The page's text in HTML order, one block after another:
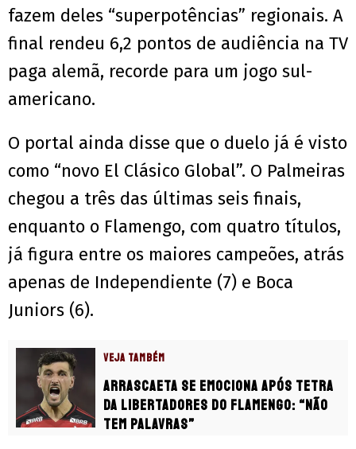
fazem deles “superpotências” regionais. A
final rendeu 6,2 pontos de audiência na TV
paga alemã, recorde para um jogo sul-
americano.
O portal ainda disse que o duelo já é visto
como “novo El Clásico Global”. O Palmeiras
chegou a três das últimas seis finais,
enquanto o Flamengo, com quatro títulos,
já figura entre os maiores campeões, atrás
apenas de Independiente (7) e Boca
Juniors (6).
VEJA TAMBÉM
Arrascaeta se emociona após tetra
da Libertadores do Flamengo: “Não
tem palavras”